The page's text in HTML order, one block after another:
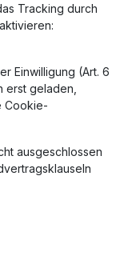
Tracking durch
Einwilligung (Art. 6
erst geladen,
Cookie-
ausgeschlossen